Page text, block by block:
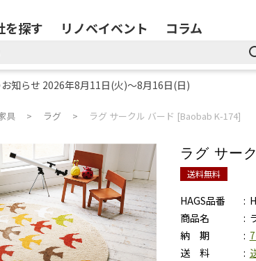
を探す リノベイベント コラム
知らせ 2026年8月11日(火)～8月16日(日)
具 ラグ ラグ サークル バード [Baobab K-174]
ラグ サー
送料無料
HAGS品番
商品名
納 期
送 料